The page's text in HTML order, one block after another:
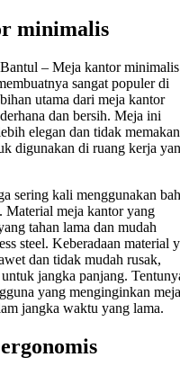
minimalis
– Meja kantor minimalis
sangat populer di
utama dari meja kantor
dan bersih. Meja ini
elegan dan tidak memakan
digunakan di ruang kerja
sering kali menggunakan
Material meja kantor yang
tahan lama dan mudah
steel. Keberadaan material
dan tidak mudah rusak,
jangka panjang.
yang menginginkan
jangka waktu yang lama.